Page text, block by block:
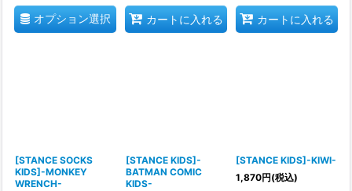
オプション選択 カートに入れる カートに入れる
[STANCE SOCKS
KIDS]-MONKEY
WRENCH-
[STANCE KIDS]-
BATMAN COMIC
KIDS-
[STANCE KIDS]-KIWI-
1,870円(税込)